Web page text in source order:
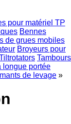
pour matériel TP
Bennes
de grues mobiles
Broyeurs pour
Tambours
longue portée
de levage »